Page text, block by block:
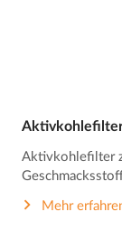
Aktivkohlefilter
Mehr